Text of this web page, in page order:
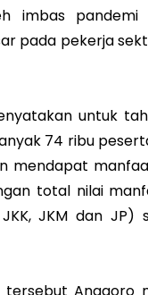
imbas pandemi
pada pekerja
untuk
74 ribu
mendapat
total nilai
JKM dan JP)